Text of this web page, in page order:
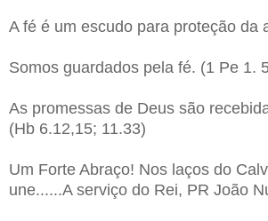
A fé é um escudo para proteção da
Somos guardados pela fé. (1 Pe 1.
As promessas de Deus são
(Hb 6.12,15; 11.33)
Um Forte Abraço! Nos laços do
une......A serviço do Rei, PR João